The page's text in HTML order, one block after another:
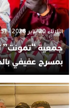
الثلاثاء 20 يناير 2026 - 15:51
بمسرح عفيفي